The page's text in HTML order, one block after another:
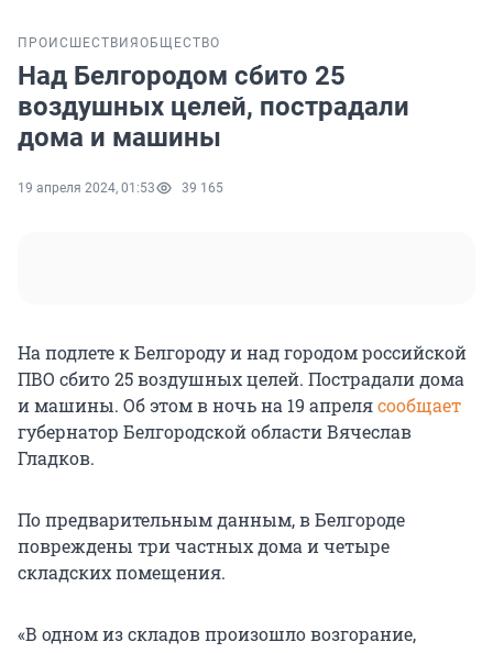
ПРОИСШЕСТВИЯ ОБЩЕСТВО
Над Белгородом сбито 25
воздушных целей, пострадали
дома и машины
19 апреля 2024, 01:53 39 165
На подлете к Белгороду и над городом российской
ПВО сбито 25 воздушных целей. Пострадали дома
и машины. Об этом в ночь на 19 апрелясообщает
губернатор Белгородской области Вячеслав
Гладков.
По предварительным данным, в Белгороде
повреждены три частных дома и четыре
складских помещения.
«В одном из складов произошло возгорание,